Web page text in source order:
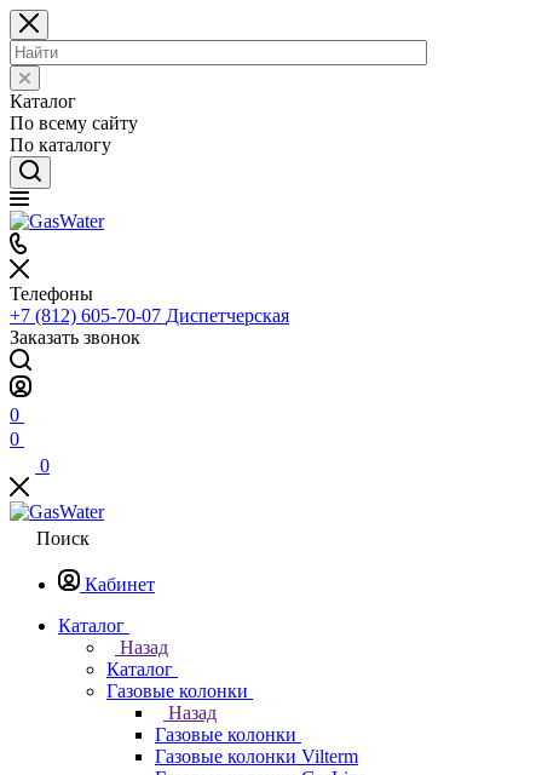
Каталог
По всему сайту
По каталогу
Телефоны
+7 (812) 605-70-07 Диспетчерская
Заказать звонок
0
0
0
Поиск
Кабинет
Каталог
Назад
Каталог
Газовые колонки
Назад
Газовые колонки
Газовые колонки Vilterm